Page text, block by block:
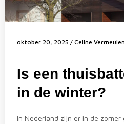
oktober 20, 2025 / Celine Vermeulen
Is een
in de winter?
In Nederland zijn er in de zomer